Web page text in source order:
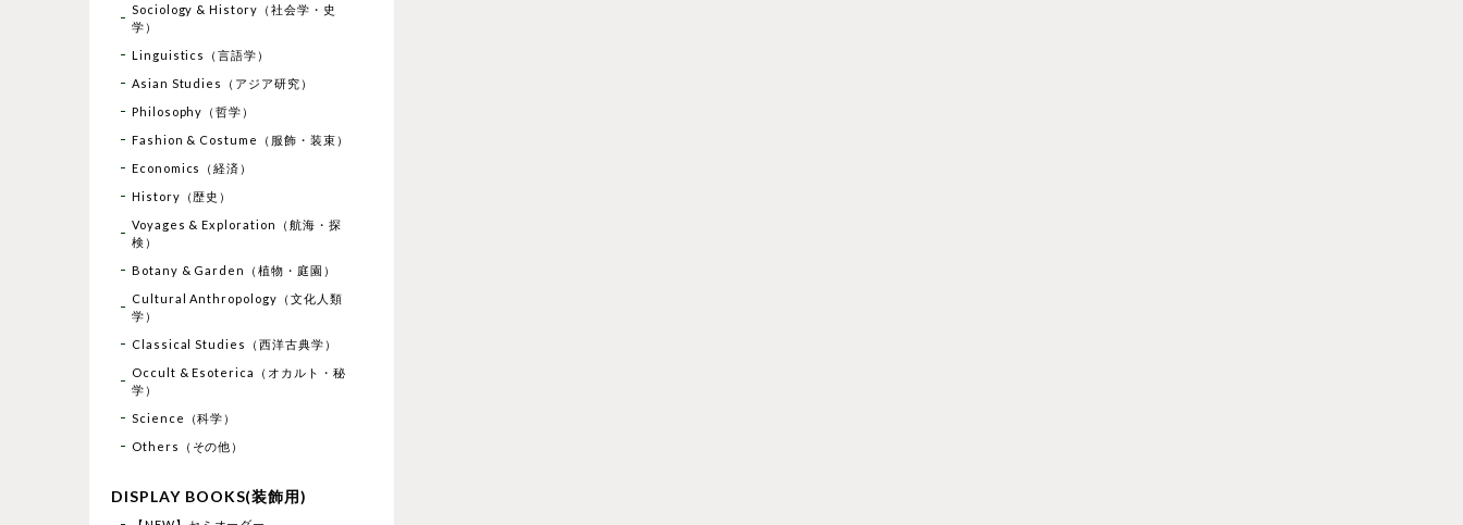
Sociology & History（社会学・史
学）
Linguistics（言語学）
Asian Studies（アジア研究）
Philosophy（哲学）
Fashion & Costume（服飾・装束）
Economics（経済）
History（歴史）
Voyages & Exploration（航海・探
検）
Botany & Garden（植物・庭園）
Cultural Anthropology（文化人類
学）
Classical Studies（西洋古典学）
Occult & Esoterica（オカルト・秘
学）
Science（科学）
Others（その他）
DISPLAY BOOKS(装飾用)